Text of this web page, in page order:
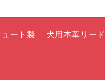
ート製 犬用本革リード